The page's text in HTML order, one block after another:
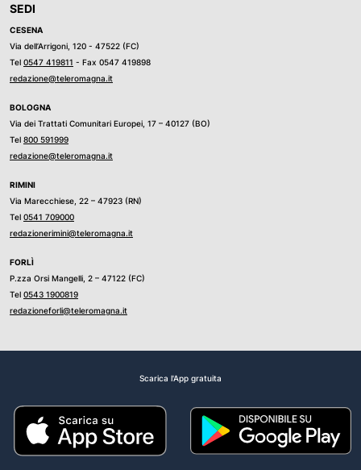
SEDI
CESENA
Via dell’Arrigoni, 120 - 47522 (FC)
Tel 0547 419811 - Fax 0547 419898
redazione@teleromagna.it
BOLOGNA
Via dei Trattati Comunitari Europei, 17 – 40127 (BO)
Tel 800 591999
redazione@teleromagna.it
RIMINI
Via Marecchiese, 22 – 47923 (RN)
Tel 0541 709000
redazionerimini@teleromagna.it
FORLÌ
P.zza Orsi Mangelli, 2 – 47122 (FC)
Tel 0543 1900819
redazioneforli@teleromagna.it
Scarica l'App gratuita